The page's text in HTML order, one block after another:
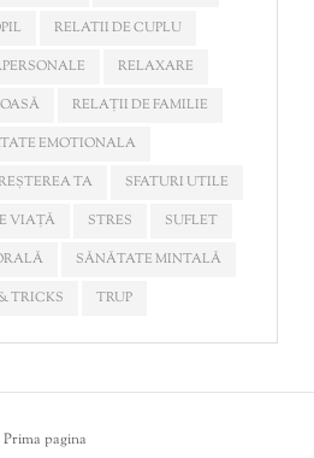
RELATII DE CUPLU
RELAXARE
RELAȚII DE FAMILIE
EMOTIONALA
TA
SFATURI UTILE
VIAȚĂ STRES
SUFLET
SĂNĂTATE MINTALĂ
TRICKS
TRUP
Prima pagina